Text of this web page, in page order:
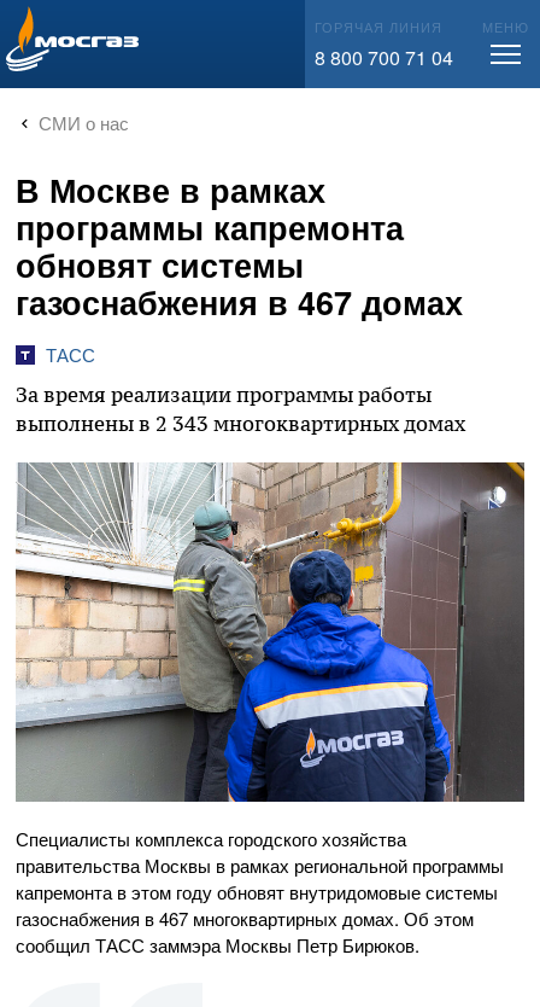
info@mos-gaz.ru ГОРЯЧАЯ ЛИНИЯ
8 800 700 71 04
МЕНЮ
СМИ о нас
В Москве в рамках
программы капремонта
обновят системы
газоснабжения в 467 домах
ТАСС
За время реализации программы работы
выполнены в 2 343 многоквартирных домах
Специалисты комплекса городского хозяйства
правительства Москвы в рамках региональной программы
капремонта в этом году обновят внутридомовые системы
газоснабжения в 467 многоквартирных домах. Об этом
сообщил ТАСС заммэра Москвы Петр Бирюков.